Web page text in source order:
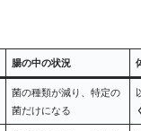
腸の中の状況
菌の種類が減り、特定の
菌だけになる